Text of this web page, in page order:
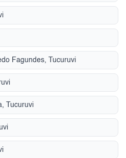
Fagundes, Tucuruvi
Tucuruvi